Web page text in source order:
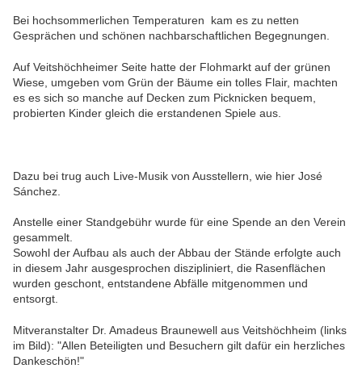
Bei hochsommerlichen Temperaturen kam es zu netten
Gesprächen und schönen nachbarschaftlichen Begegnungen.
Auf Veitshöchheimer Seite hatte der Flohmarkt auf der grünen
Wiese, umgeben vom Grün der Bäume ein tolles Flair, machten
es es sich so manche auf Decken zum Picknicken bequem,
probierten Kinder gleich die erstandenen Spiele aus.
Dazu bei trug auch Live-Musik von Ausstellern, wie hier José
Sánchez.
Anstelle einer Standgebühr wurde für eine Spende an den Verein
gesammelt.
Sowohl der Aufbau als auch der Abbau der Stände erfolgte auch
in diesem Jahr ausgesprochen diszipliniert, die Rasenflächen
wurden geschont, entstandene Abfälle mitgenommen und
entsorgt.
Mitveranstalter Dr. Amadeus Braunewell aus Veitshöchheim (links
im Bild): "Allen Beteiligten und Besuchern gilt dafür ein herzliches
Dankeschön!"